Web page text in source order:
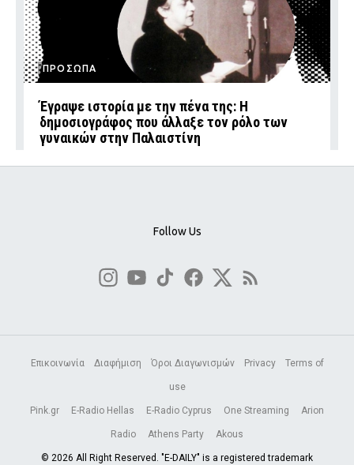
ΠΡΟΣΩΠΑ
Έγραψε ιστορία με την πένα της: Η
δημοσιογράφος που άλλαξε τον ρόλο των
γυναικών στην Παλαιστίνη
Follow Us
Επικοινωνία Διαφήμιση Όροι Διαγωνισμών Privacy Terms of
use
Pink.gr E-Radio Hellas E-Radio Cyprus One Streaming Arion
Radio Athens Party Akous
© 2026 All Right Reserved. "E-DAILY" is a registered trademark